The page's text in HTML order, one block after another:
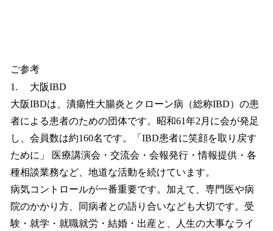
ご参考
1. 大阪IBD
大阪IBDは、潰瘍性大腸炎とクローン病（総称IBD）の患
者による患者のための団体です。昭和61年2月に会が発足
し、会員数は約160名です。「IBD患者に笑顔を取り戻す
ために」 医療講演会・交流会・会報発行・情報提供・各
種相談業務など、地道な活動を続けています。
病気コントロールが一番重要です。加えて、専門医や病
院のかかり方、同病者との語り合いなども大切です。受
験・就学・就職就労・結婚・出産と、人生の大事なライ